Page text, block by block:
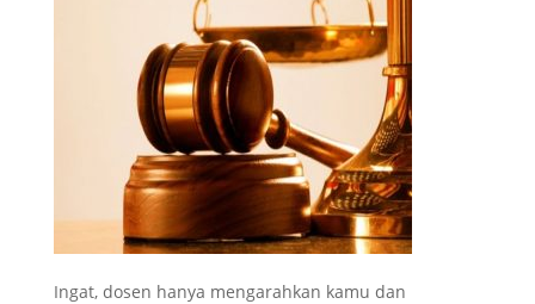
Ingat, dosen hanya mengarahkan kamu dan